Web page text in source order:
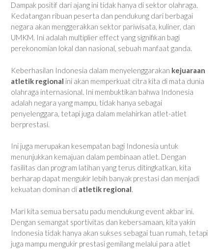
Dampak positif dari ajang ini tidak hanya di sektor olahraga.
Kedatangan ribuan peserta dan pendukung dari berbagai
negara akan menggerakkan sektor pariwisata, kuliner, dan
UMKM. Ini adalah multiplier effect yang signifikan bagi
perekonomian lokal dan nasional, sebuah manfaat ganda.
Keberhasilan Indonesia dalam menyelenggarakan kejuaraan
atletik regional ini akan memperkuat citra kita di mata dunia
olahraga internasional. Ini membuktikan bahwa Indonesia
adalah negara yang mampu, tidak hanya sebagai
penyelenggara, tetapi juga dalam melahirkan atlet-atlet
berprestasi.
Ini juga merupakan kesempatan bagi Indonesia untuk
menunjukkan kemajuan dalam pembinaan atlet. Dengan
fasilitas dan program latihan yang terus ditingkatkan, kita
berharap dapat mengukir lebih banyak prestasi dan menjadi
kekuatan dominan di atletik regional.
Mari kita semua bersatu padu mendukung event akbar ini.
Dengan semangat sportivitas dan kebersamaan, kita yakin
Indonesia tidak hanya akan sukses sebagai tuan rumah, tetapi
juga mampu mengukir prestasi gemilang melalui para atlet